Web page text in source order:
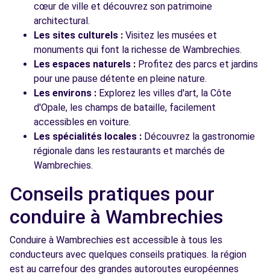
cœur de ville et découvrez son patrimoine
architectural.
Les sites culturels : Visitez les musées et
monuments qui font la richesse de Wambrechies.
Les espaces naturels : Profitez des parcs et jardins
pour une pause détente en pleine nature.
Les environs : Explorez les villes d'art, la Côte
d'Opale, les champs de bataille, facilement
accessibles en voiture.
Les spécialités locales : Découvrez la gastronomie
régionale dans les restaurants et marchés de
Wambrechies.
Conseils pratiques pour
conduire à Wambrechies
Conduire à Wambrechies est accessible à tous les
conducteurs avec quelques conseils pratiques. la région
est au carrefour des grandes autoroutes européennes